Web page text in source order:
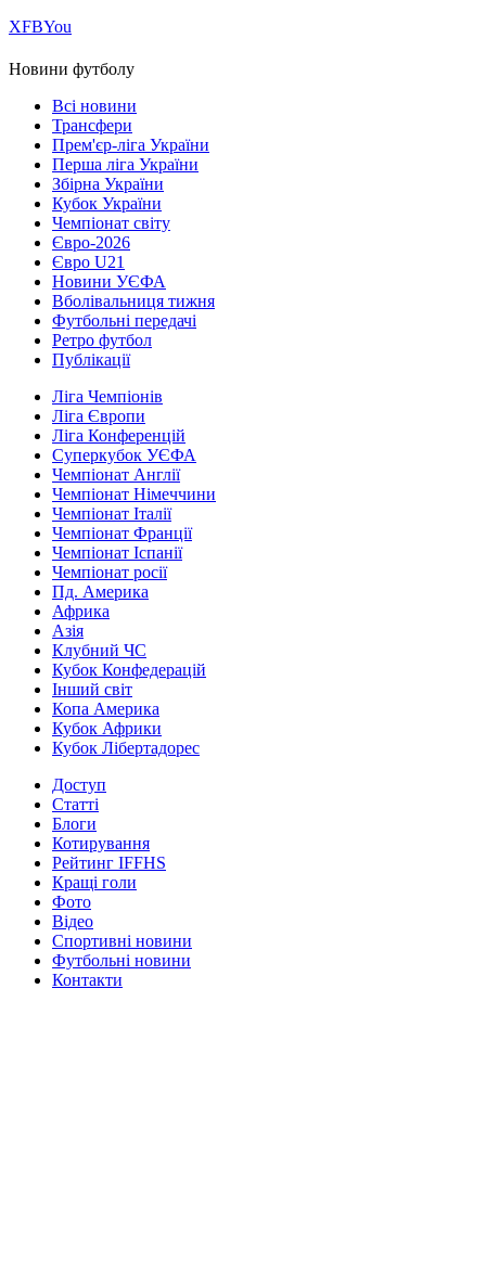
ХFBYou
Новини футболу
Всі новини
Трансфери
Прем'єр-ліга України
Перша ліга України
Збірна України
Кубок України
Чемпіонат світу
Євро-2026
Євро U21
Новини УЄФА
Вболівальниця тижня
Футбольні передачі
Ретро футбол
Публікації
Ліга Чемпіонів
Ліга Європи
Ліга Конференцій
Суперкубок УЄФА
Чемпіонат Англії
Чемпіонат Німеччини
Чемпіонат Італії
Чемпіонат Франції
Чемпіонат Іспанії
Чемпіонат росії
Пд. Америка
Африка
Азія
Клубний ЧС
Кубок Конфедерацій
Інший світ
Копа Америка
Кубок Африки
Кубок Лібертадорес
Доступ
Статті
Блоги
Котирування
Рейтинг IFFHS
Кращі голи
Фото
Відео
Спортивні новини
Футбольні новини
Контакти